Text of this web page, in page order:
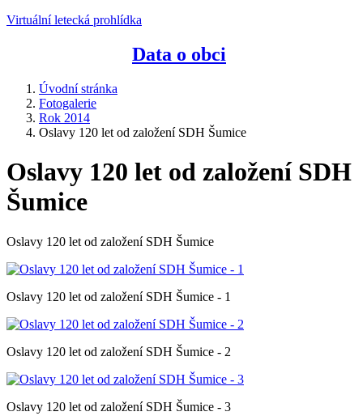
Virtuální letecká prohlídka
Data o obci
Úvodní stránka
Fotogalerie
Rok 2014
Oslavy 120 let od založení SDH Šumice
Oslavy 120 let od založení SDH
Šumice
Oslavy 120 let od založení SDH Šumice
Oslavy 120 let od založení SDH Šumice - 1
Oslavy 120 let od založení SDH Šumice - 2
Oslavy 120 let od založení SDH Šumice - 3